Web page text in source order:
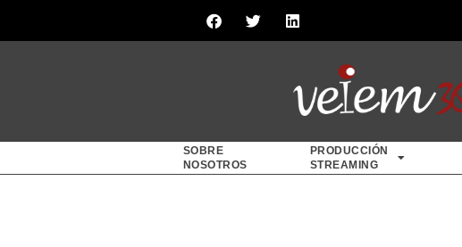
SOBRE
NOSOTROS
PRODUCCIÓN
STREAMING